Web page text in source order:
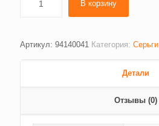
В корзину
Артикул: 94140041 Категория: Серьги
Детали
Отзывы (0)